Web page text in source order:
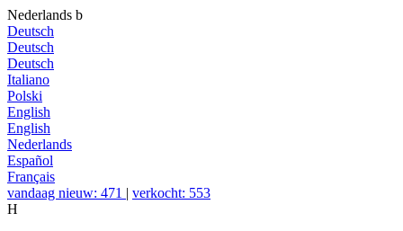
Nederlands b
Deutsch
Deutsch
Deutsch
Italiano
Polski
English
English
Nederlands
Español
Français
vandaag nieuw: 471 | verkocht: 553
H